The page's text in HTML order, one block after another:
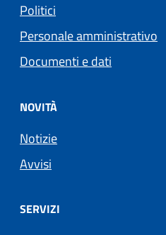
Politici
Personale amministrativo
Documenti e dati
NOVITÀ
Notizie
Avvisi
SERVIZI